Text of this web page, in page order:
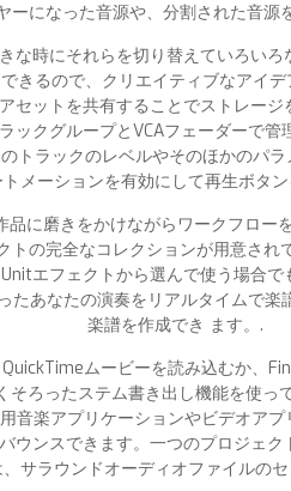
ーになった音源や、分割された音源
な時にそれらを切り替えていろい
きるので、クリエイティブなアイ
ットを共有することでストレー
クグループとVCAフェーダーで
トラックのレベルやそのほかのパ
メーションを有効にして再生ボタ
に磨きをかけながらワークフロ
の完全なコレクションが用意さ
エフェクトから選んで使う場合
あなたの演奏をリアルタイムで
楽譜を作成でき ます。.
ムービーを読み込むか、
ろったステム書き出し機能を使
楽アプリケーションやビデオア
ンスできます。一つのプロジェ
サラウンドオーディオファイルの